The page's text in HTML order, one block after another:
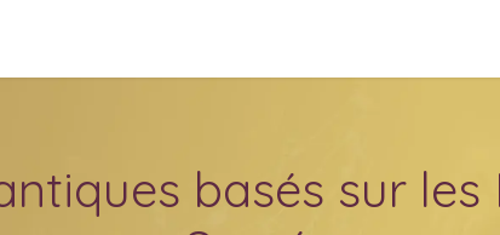
basés sur les